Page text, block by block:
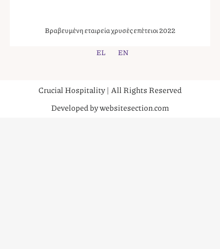
Βραβευμένη εταιρεία χρυσές επέτειοι 2022
EL EN
Crucial Hospitality | All Rights Reserved
Developed by websitesection.com